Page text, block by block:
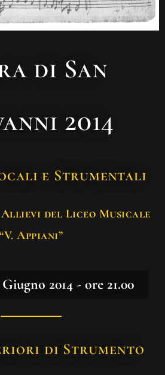
di San
2014
e Strumentali
del Liceo Musicale
“V. Appiani”
2014 - ore 21.00
di Strumento